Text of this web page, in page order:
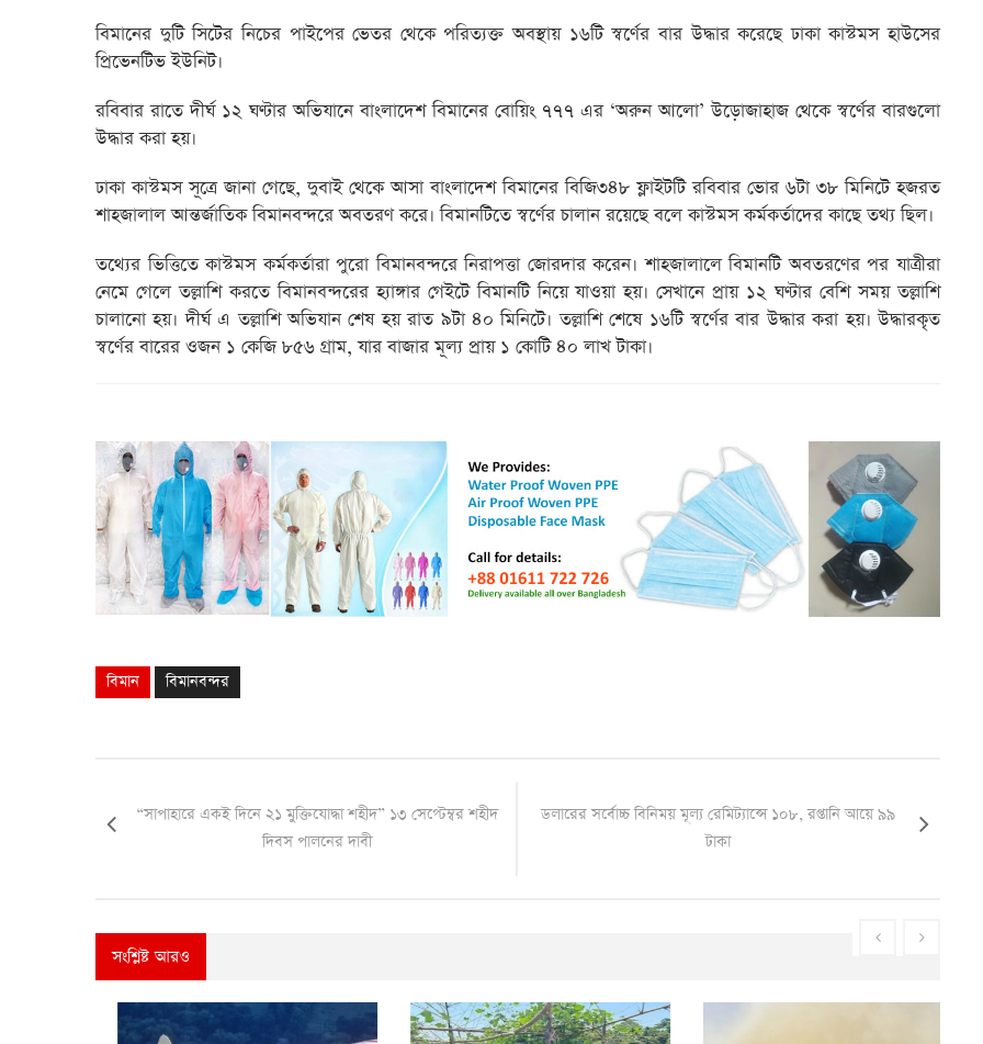
বিমানের দুটি সিটের নিচের পাইপের ভেতর থেকে পরিত্যক্ত অবস্থায় ১৬টি স্বর্ণের বার উদ্ধার করেছে ঢাকা কাস্টমস হাউসের
প্রিভেনটিভ ইউনিট।
রবিবার রাতে দীর্ঘ ১২ ঘণ্টার অভিযানে বাংলাদেশ বিমানের বোয়িং ৭৭৭ এর ‘অরুন আলো’ উড়োজাহাজ থেকে স্বর্ণের বারগুলো
উদ্ধার করা হয়।
ঢাকা কাস্টমস সূত্রে জানা গেছে, দুবাই থেকে আসা বাংলাদেশ বিমানের বিজি৩৪৮ ফ্লাইটটি রবিবার ভোর ৬টা ৩৮ মিনিটে হজরত
শাহজালাল আন্তর্জাতিক বিমানবন্দরে অবতরণ করে। বিমানটিতে স্বর্ণের চালান রয়েছে বলে কাস্টমস কর্মকর্তাদের কাছে তথ্য ছিল।
তথ্যের ভিত্তিতে কাস্টমস কর্মকর্তারা পুরো বিমানবন্দরে নিরাপত্তা জোরদার করেন। শাহজালালে বিমানটি অবতরণের পর যাত্রীরা
নেমে গেলে তল্লাশি করতে বিমানবন্দরের হ্যাঙ্গার গেইটে বিমানটি নিয়ে যাওয়া হয়। সেখানে প্রায় ১২ ঘণ্টার বেশি সময় তল্লাশি
চালানো হয়। দীর্ঘ এ তল্লাশি অভিযান শেষ হয় রাত ৯টা ৪০ মিনিটে। তল্লাশি শেষে ১৬টি স্বর্ণের বার উদ্ধার করা হয়। উদ্ধারকৃত
স্বর্ণের বারের ওজন ১ কেজি ৮৫৬ গ্রাম, যার বাজার মূল্য প্রায় ১ কোটি ৪০ লাখ টাকা।
বিমান বিমানবন্দর
“সাপাহারে একই দিনে ২১ মুক্তিযোদ্ধা শহীদ” ১৩ সেপ্টেম্বর শহীদ
দিবস পালনের দাবী
ডলারের সর্বোচ্চ বিনিময় মূল্য রেমিট্যান্সে ১০৮, রপ্তানি আয়ে ৯৯
টাকা
সংশ্লিষ্ট আরও